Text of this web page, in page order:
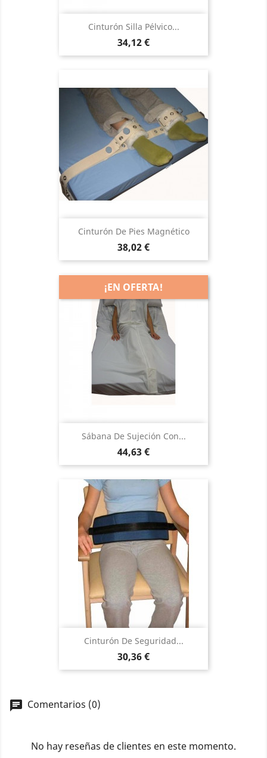
Cinturón Silla Pélvico...
Precio
34,12 €
Cinturón De Pies Magnético
Precio
38,02 €
Sábana De Sujeción Con...
Precio
44,63 €
¡EN OFERTA!
Cinturón De Seguridad...
Precio
30,36 €
Comentarios (0)
No hay reseñas de clientes en este momento.